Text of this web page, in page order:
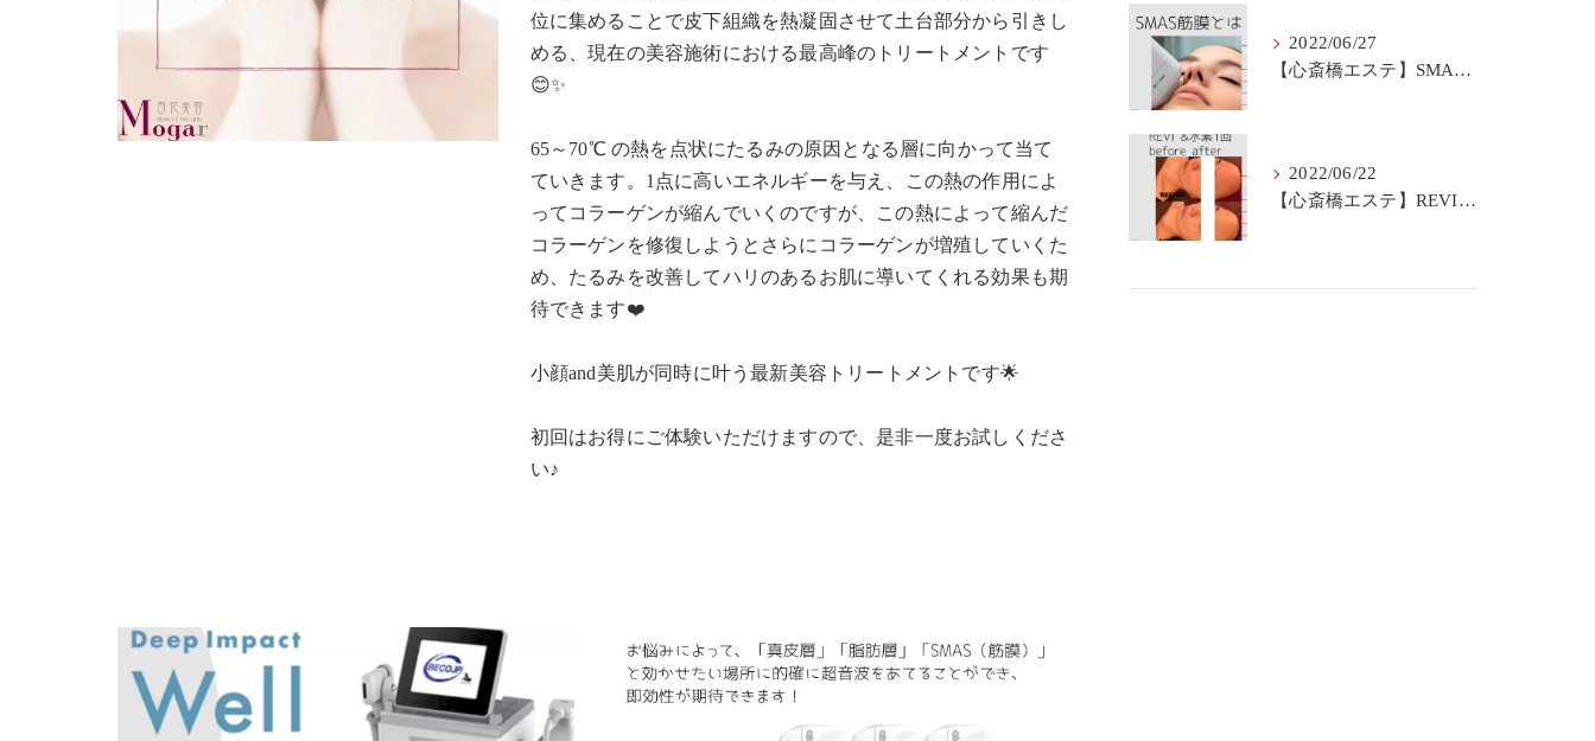
位に集めることで皮下組織を熱凝固させて土台部分から引きし
める、現在の美容施術における最高峰のトリートメントです
😊✨
65～70℃ の熱を点状にたるみの原因となる層に向かって当て
ていきます。1点に高いエネルギーを与え、この熱の作用によ
ってコラーゲンが縮んでいくのですが、この熱によって縮んだ
コラーゲンを修復しようとさらにコラーゲンが増殖していくた
め、たるみを改善してハリのあるお肌に導いてくれる効果も期
待できます❤️
小顔and美肌が同時に叶う最新美容トリートメントです🌟
初回はお得にご体験いただけますので、是非一度お試しくださ
い♪
2022/06/27
【心斎橋エステ】SMAS筋膜とは？
2022/06/22
【心斎橋エステ】REVI＆水素BeforeAfter